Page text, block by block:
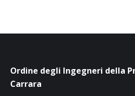
Ordine degli Ingegneri della
Carrara